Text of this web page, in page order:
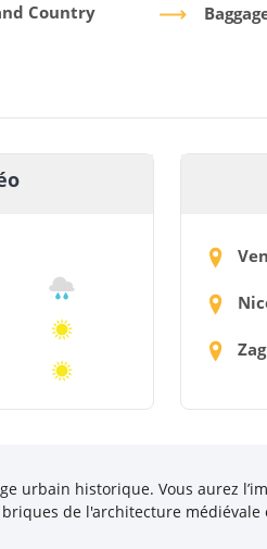
Country
urbain historique. Vous aurez
de l'architecture